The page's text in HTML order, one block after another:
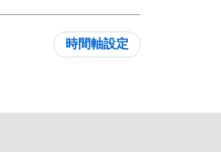
時間軸設定